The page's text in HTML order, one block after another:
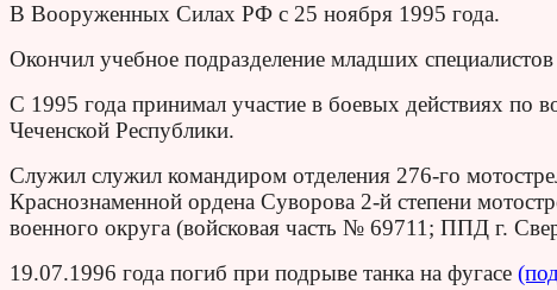
В Вооруженных Силах РФ с 25 ноября 1995 года.
Окончил учебное подразделение младших
С 1995 года принимал участие в боевых действиях по
Чеченской Республики.
Служил служил командиром отделения 276-го
Краснознаменной ордена Суворова 2-й степени
военного округа (войсковая часть № 69711; ППД г.
19.07.1996 года погиб при подрыве танка на фугасе